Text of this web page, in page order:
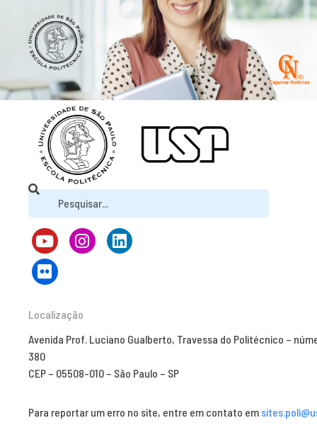
Localização
Avenida Prof. Luciano Gualberto, Travessa do Politécnico –
380
CEP – 05508-010 – São Paulo – SP
Para reportar um erro no site, entre em contato em